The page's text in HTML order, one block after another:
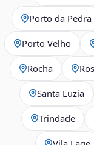
Porto da Pedra
Porto Velho
Rocha
Santa Luzia
Trindade